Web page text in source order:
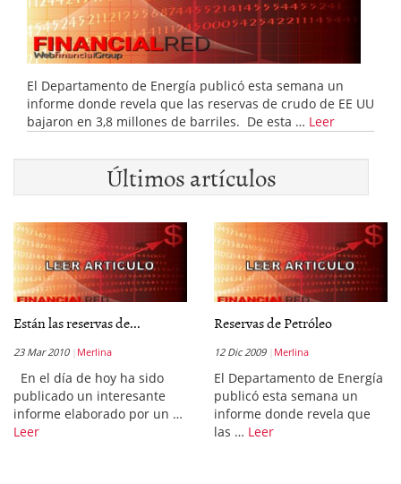
El Departamento de Energía publicó esta semana un
informe donde revela que las reservas de crudo de EE UU
bajaron en 3,8 millones de barriles. De esta … Leer
Últimos artículos
Están las reservas de...
23 Mar 2010 Merlina
En el día de hoy ha sido
publicado un interesante
informe elaborado por un …
Leer
Reservas de Petróleo
12 Dic 2009 Merlina
El Departamento de Energía
publicó esta semana un
informe donde revela que
las … Leer